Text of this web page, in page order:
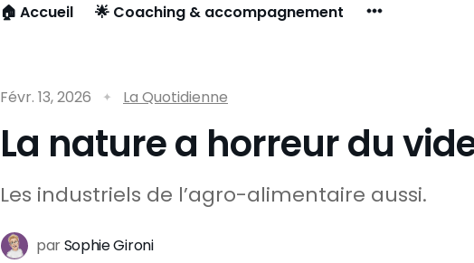
🏠 Accueil 🌟 Coaching & accompagnement
Févr. 13, 2026 La Quotidienne
La nature a horreur du
Les industriels de l’agro-alimentaire aussi.
parSophie Gironi